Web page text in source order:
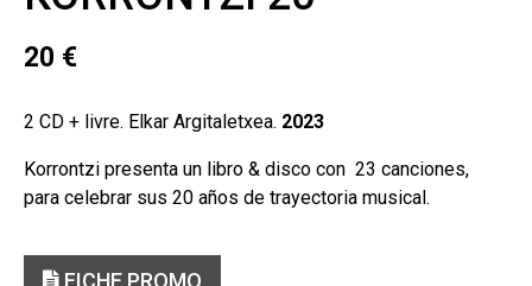
20 €
2 CD + livre. Elkar Argitaletxea. 2023
Korrontzi presenta un libro & disco con 23 canciones,
para celebrar sus 20 años de trayectoria musical.
FICHE PROMO